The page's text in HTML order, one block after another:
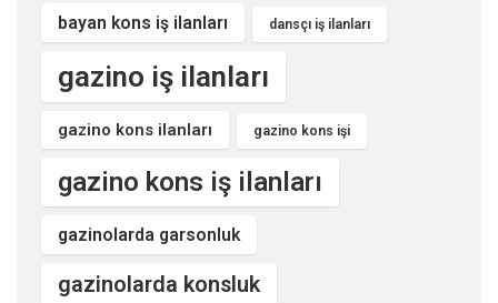
bayan kons iş ilanları dansçı iş ilanları
gazino iş ilanları
gazino kons ilanları gazino kons işi
gazino kons iş ilanları
gazinolarda garsonluk
gazinolarda konsluk